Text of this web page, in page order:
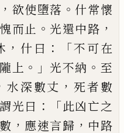
， 欲使墮落 。 什常懷
而止 。 光還中路 ，
， 什曰 ：「不可在
上 。」 光不納 。 至
水深數丈 ， 死者數
光曰 ：「此凶亡之
， 應速言歸 ， 中路